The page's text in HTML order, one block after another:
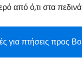
από ό,τι στα πεδινά
για πτήσεις προς